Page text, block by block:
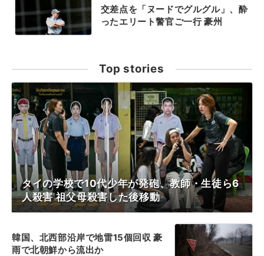
交差点を「ヌードでグルグル」、酔
ったエリート警官ご一行 豪州
Top stories
タイの学校で10代少年が発砲、教師・生徒ら6
人殺害 祖父母殺害した後移動
韓国、北西部沿岸で地雷15個回収 豪
雨で北朝鮮から流出か